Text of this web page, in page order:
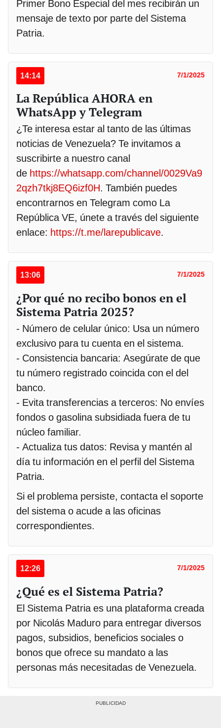
Primer Bono Especial del mes recibirán un
mensaje de texto por parte del Sistema
Patria.
14:14 7/1/2025
La República AHORA en
WhatsApp y Telegram
¿Te interesa estar al tanto de las últimas
noticias de Venezuela? Te invitamos a
suscribirte a nuestro canal
de https://whatsapp.com/channel/0029Va9
2qzh7tkj8EQ6izf0H. También puedes
encontrarnos en Telegram como La
República VE, únete a través del siguiente
enlace: https://t.me/larepublicave.
13:06 7/1/2025
¿Por qué no recibo bonos en el
Sistema Patria 2025?
- Número de celular único: Usa un número
exclusivo para tu cuenta en el sistema.
- Consistencia bancaria: Asegúrate de que
tu número registrado coincida con el del
banco.
- Evita transferencias a terceros: No envíes
fondos o gasolina subsidiada fuera de tu
núcleo familiar.
- Actualiza tus datos: Revisa y mantén al
día tu información en el perfil del Sistema
Patria.
Si el problema persiste, contacta el soporte
del sistema o acude a las oficinas
correspondientes.
12:26 7/1/2025
¿Qué es el Sistema Patria?
El Sistema Patria es una plataforma creada
por Nicolás Maduro para entregar diversos
pagos, subsidios, beneficios sociales o
bonos que ofrece su mandato a las
personas más necesitadas de Venezuela.